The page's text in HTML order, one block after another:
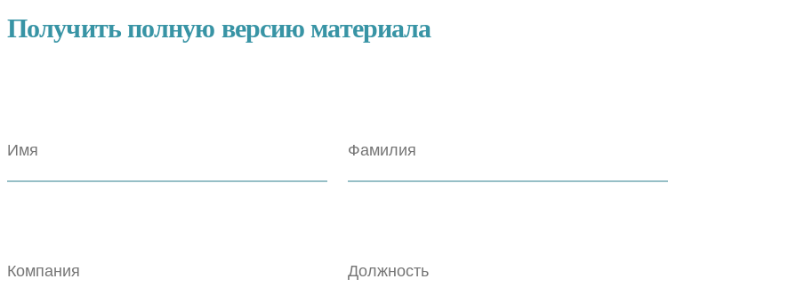
Получить полную версию материала